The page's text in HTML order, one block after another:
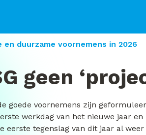
en duurzame voornemens in 2026
geen
goede voornemens zijn
werkdag van het nieuwe jaar
eerste tegenslag van dit jaar al